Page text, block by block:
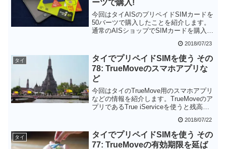
ーツで購入!
今回はタイAISのプリペイドSIMカードを
50バーツで購入したことを紹介します。
通常のAISショップでSIMカードを購入す
を勧められますが、Telewiz Shopで購入
すれば展示されているSIMカードを自由
に購入することができます。
TRAVELLER SIM以外を試したい方はAIS
ショップ以外を狙ってみてください。
2018/07/23
タイ
タイでプリペイドSIMを使う その
78: TrueMoveのスマホアプリな
ど
今回はタイのTrueMove用のスマホアプリ
などの情報を紹介します。TrueMoveのア
プリであるTrue iServiceを使うと残高や
く、インターネットパッケージの購入も
行うことができ、なかなか便利だと思い
ます。日本のクレジットカードでTOP
UPできないのが本当に残念です。
2018/07/22
タイ
タイでプリペイドSIMを使う その
77: TrueMoveの有効期限を延ば